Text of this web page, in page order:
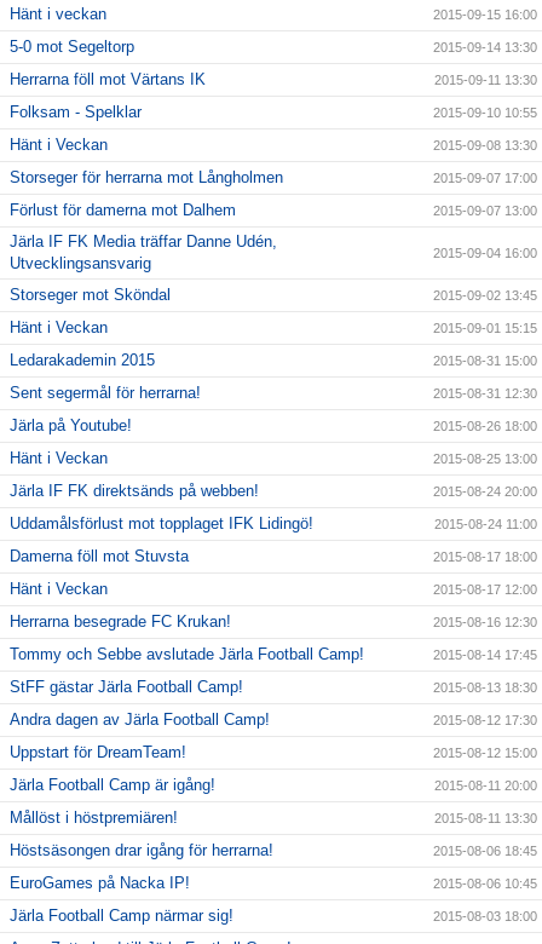
Hänt i veckan 2015-09-15 16:00
5-0 mot Segeltorp 2015-09-14 13:30
Herrarna föll mot Värtans IK 2015-09-11 13:30
Folksam - Spelklar 2015-09-10 10:55
Hänt i Veckan 2015-09-08 13:30
Storseger för herrarna mot Långholmen 2015-09-07 17:00
Förlust för damerna mot Dalhem 2015-09-07 13:00
Järla IF FK Media träffar Danne Udén,
Utvecklingsansvarig
2015-09-04 16:00
Storseger mot Sköndal 2015-09-02 13:45
Hänt i Veckan 2015-09-01 15:15
Ledarakademin 2015 2015-08-31 15:00
Sent segermål för herrarna! 2015-08-31 12:30
Järla på Youtube! 2015-08-26 18:00
Hänt i Veckan 2015-08-25 13:00
Järla IF FK direktsänds på webben! 2015-08-24 20:00
Uddamålsförlust mot topplaget IFK Lidingö! 2015-08-24 11:00
Damerna föll mot Stuvsta 2015-08-17 18:00
Hänt i Veckan 2015-08-17 12:00
Herrarna besegrade FC Krukan! 2015-08-16 12:30
Tommy och Sebbe avslutade Järla Football Camp! 2015-08-14 17:45
StFF gästar Järla Football Camp! 2015-08-13 18:30
Andra dagen av Järla Football Camp! 2015-08-12 17:30
Uppstart för DreamTeam! 2015-08-12 15:00
Järla Football Camp är igång! 2015-08-11 20:00
Mållöst i höstpremiären! 2015-08-11 13:30
Höstsäsongen drar igång för herrarna! 2015-08-06 18:45
EuroGames på Nacka IP! 2015-08-06 10:45
Järla Football Camp närmar sig! 2015-08-03 18:00